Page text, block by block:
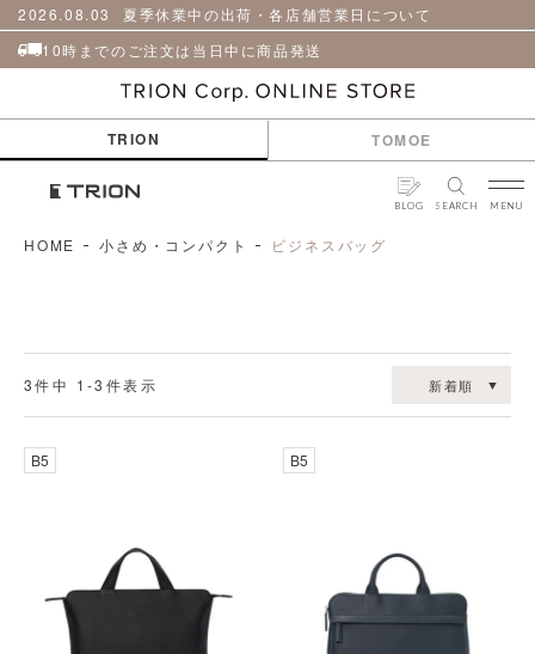
2026.08.03
夏季休業中の出荷・各店舗営業日について
10時までのご注文は当日中に商品発送
TRION TOMOE
BLOG SEARCH MENU
革
小
物
ア
品
HOME 小さめ・コンパクト ビジネスバッグ
新着順
3件中 1-3 件表示
B5 B5